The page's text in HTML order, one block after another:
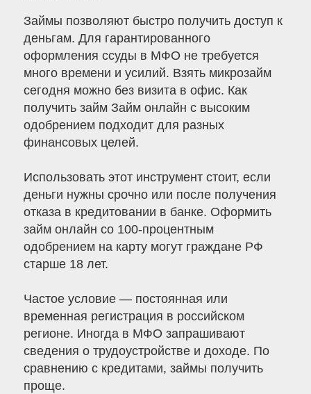
Займы позволяют быстро получить доступ к
деньгам. Для гарантированного
оформления ссуды в МФО не требуется
много времени и усилий. Взять микрозайм
сегодня можно без визита в офис. Как
получить займ Займ онлайн с высоким
одобрением подходит для разных
финансовых целей.
Использовать этот инструмент стоит, если
деньги нужны срочно или после получения
отказа в кредитовании в банке. Оформить
займ онлайн со 100-процентным
одобрением на карту могут граждане РФ
старше 18 лет.
Частое условие — постоянная или
временная регистрация в российском
регионе. Иногда в МФО запрашивают
сведения о трудоустройстве и доходе. По
сравнению с кредитами, займы получить
проще.